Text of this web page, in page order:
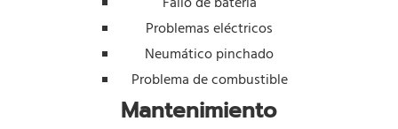
Problemas eléctricos
Neumático pinchado
Problema de combustible
Mantenimiento